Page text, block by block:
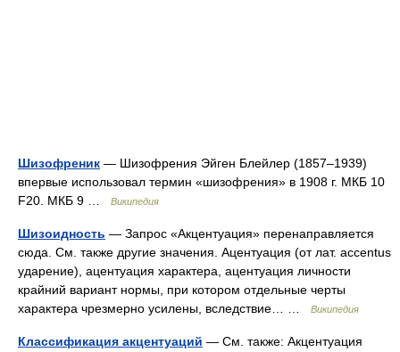
Шизофреник — Шизофрения Эйген Блейлер (1857–1939)
впервые использовал термин «шизофрения» в 1908 г. МКБ 10
F20. МКБ 9 …
Википедия
Шизоидность — Запрос «Акцентуация» перенаправляется
сюда. Cм. также другие значения. Ацентуация (от лат. accentus
ударение), ацентуация характера, ацентуация личности
крайний вариант нормы, при котором отдельные черты
характера чрезмерно усилены, вследствие… …
Википедия
Классификация акцентуаций — См. также: Акцентуация